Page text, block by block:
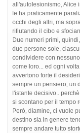
all'autolesionismo, Alice
le ha praticamente
occhi degli altri, ma
rifiutando il cibo e
Due numeri primi,
due persone sole,
condividere con
come loro... ed ogni
avvertono forte il
sempre un pensiero, un
l'istante decisivo..
si scontano per il tempo
Però, diamine, ci vuole
destino sia in genere
sempre andare tutto